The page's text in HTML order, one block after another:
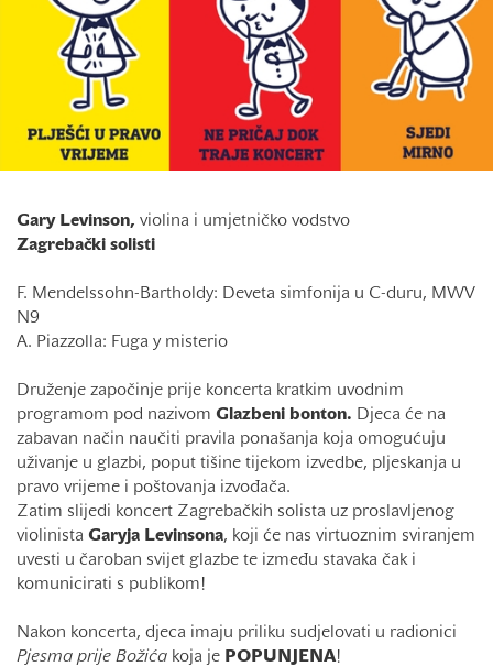
Gary Levinson, violina i umjetničko vodstvo
Zagrebački solisti
F. Mendelssohn-Bartholdy: Deveta simfonija u C-duru, MWV
N9
A. Piazzolla: Fuga y misterio
Druženje započinje prije koncerta kratkim uvodnim
programom pod nazivom Glazbeni bonton. Djeca će na
zabavan način naučiti pravila ponašanja koja omogućuju
uživanje u glazbi, poput tišine tijekom izvedbe, pljeskanja u
pravo vrijeme i poštovanja izvođača.
Zatim slijedi koncert Zagrebačkih solista uz proslavljenog
violinista Garyja Levinsona, koji će nas virtuoznim sviranjem
uvesti u čaroban svijet glazbe te između stavaka čak i
komunicirati s publikom!
Nakon koncerta, djeca imaju priliku sudjelovati u radionici
Pjesma prije Božića koja je POPUNJENA!